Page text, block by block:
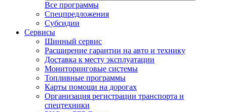
Все программы
Спецпредложения
Субсидии
Сервисы
Шинный сервис
Расширение гарантии на авто и технику
Доставка к месту эксплуатации
Мониторинговые системы
Топливные программы
Карты помощи на дорогах
Организация регистрации транспорта и
спецтехники